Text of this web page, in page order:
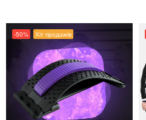
-50% Хіт продажів